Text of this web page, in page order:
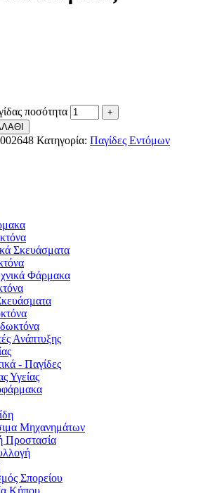
ποσότητα
002648 Κατηγορία: Παγίδες Εντόμων
Σκευάσματα
Φάρμακα
Ανάπτυξης
- Παγίδες
Υγείας
Μηχανημάτων
Προστασία
Σπορείου
Κήπου